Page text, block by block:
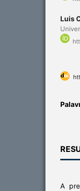
Luis
A